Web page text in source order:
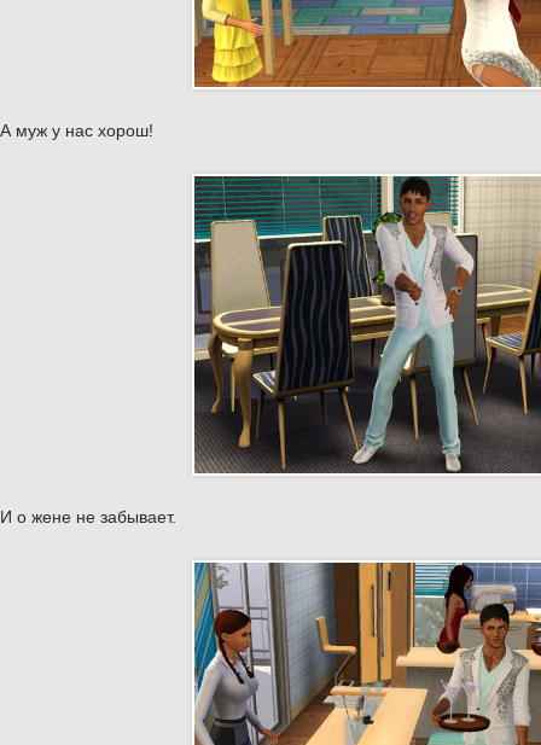
А муж у нас хорош!
И о жене не забывает.